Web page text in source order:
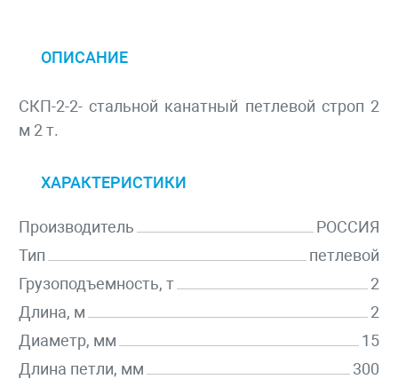
ОПИСАНИЕ
СКП-2-2- стальной канатный петлевой строп 2
м 2 т.
ХАРАКТЕРИСТИКИ
Производитель
РОССИЯ
Тип
петлевой
Грузоподъемность, т
2
Длина, м
2
Диаметр, мм
15
Длина петли, мм
300